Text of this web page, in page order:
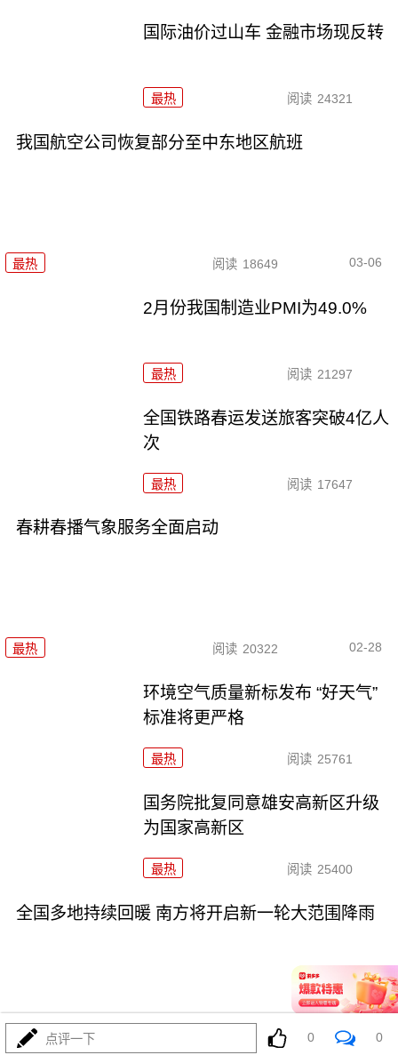
国际油价过山车 金融市场现反转
最热 阅读 24321
我国航空公司恢复部分至中东地区航班
最热 阅读 18649 03-06
2月份我国制造业PMI为49.0%
最热 阅读 21297
全国铁路春运发送旅客突破4亿人
次
最热 阅读 17647
春耕春播气象服务全面启动
最热 阅读 20322 02-28
环境空气质量新标发布 “好天气”
标准将更严格
最热 阅读 25761
国务院批复同意雄安高新区升级
为国家高新区
最热 阅读 25400
全国多地持续回暖 南方将开启新一轮大范围降雨
最热 21728 02-13
点评一下 0 0